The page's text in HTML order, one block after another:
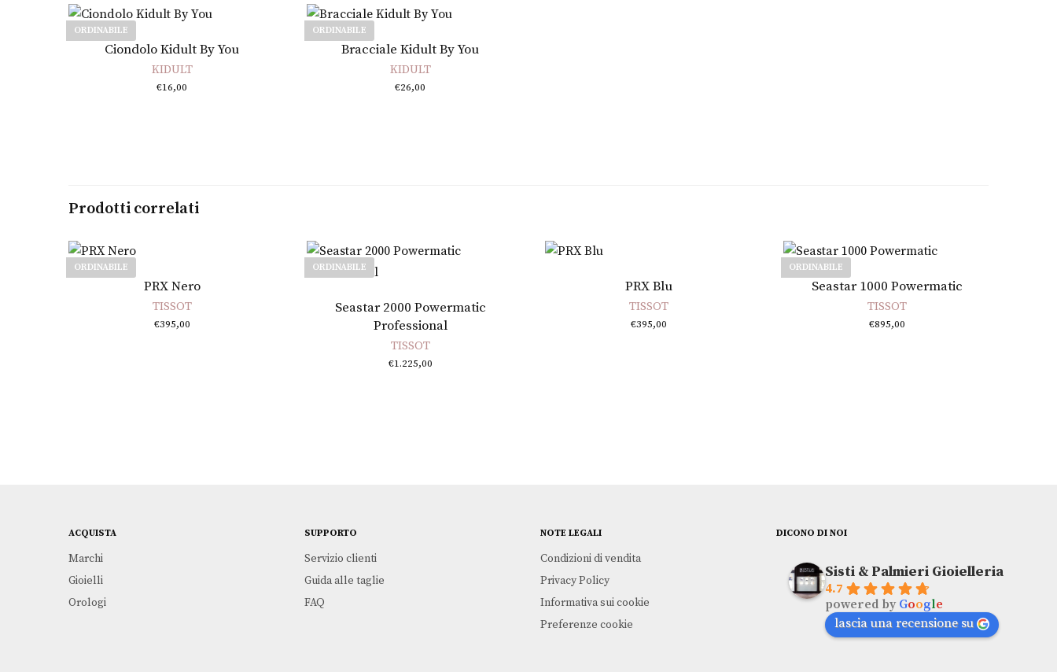
ORDINABILE
Leggi tutto
Ciondolo Kidult By You
KIDULT
€16,00
ORDINABILE
Leggi tutto
Bracciale Kidult By You
KIDULT
€26,00
Prodotti correlati
ORDINABILE
PRX Nero
TISSOT
€395,00
ORDINABILE
Seastar 2000 Powermatic
Professional
TISSOT
€1.225,00
Aggiungi al carrello
PRX Blu
TISSOT
€395,00
ORDINABILE
Seastar 1000 Powermatic
TISSOT
€895,00
ACQUISTA
Marchi
Gioielli
Orologi
SUPPORTO
Servizio clienti
Guida alle taglie
FAQ
NOTE LEGALI
Condizioni di vendita
Privacy Policy
Informativa sui cookie
Preferenze cookie
DICONO DI NOI
Sisti & Palmieri Gioielleria
4.7
powered by Google
lascia una recensione su